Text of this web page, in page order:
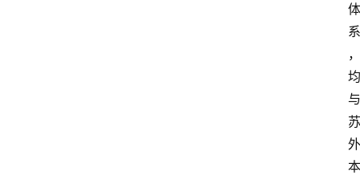
体
系
，
均
与
苏
外
本